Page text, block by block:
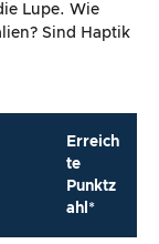
Lupe. Wie
Sind Haptik
Erreich
te
Punktz
ahl*